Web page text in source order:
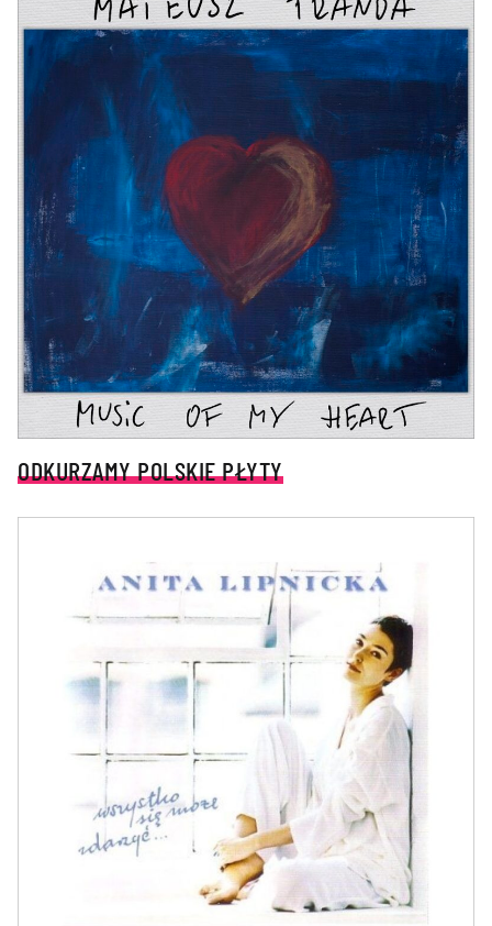
ODKURZAMY POLSKIE PŁYTY